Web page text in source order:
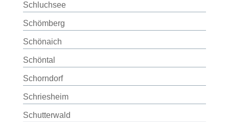
Schluchsee
Schömberg
Schönaich
Schöntal
Schorndorf
Schriesheim
Schutterwald